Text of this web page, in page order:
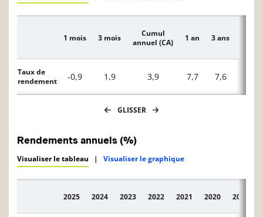
Description
1 mois 3 mois
Cumul
annuel (CA)
1 an 3 ans
Taux de
rendement
-0,9 1,9 3,9 7,7 7,6
GLISSER
Rendements annuels (%)
Visualiser le tableau | Visualiser le graphique
Description
2025 2024 2023 2022 2021 2020 2019